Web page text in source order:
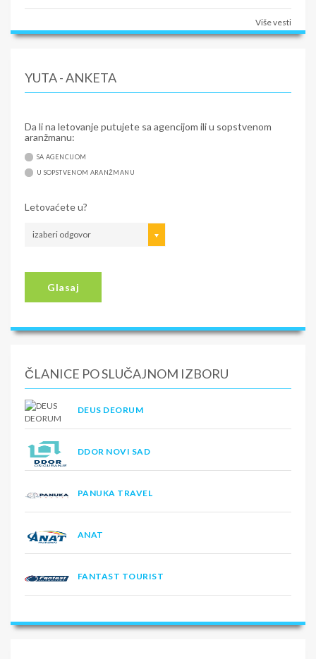
Više vesti
YUTA - ANKETA
Da li na letovanje putujete sa agencijom ili u sopstvenom
aranžmanu:
SA AGENCIJOM
U SOPSTVENOM ARANŽMANU
Letovaćete u?
izaberi odgovor
Glasaj
ČLANICE PO SLUČAJNOM IZBORU
DEUS DEORUM
DDOR NOVI SAD
PANUKA TRAVEL
ANAT
FANTAST TOURIST